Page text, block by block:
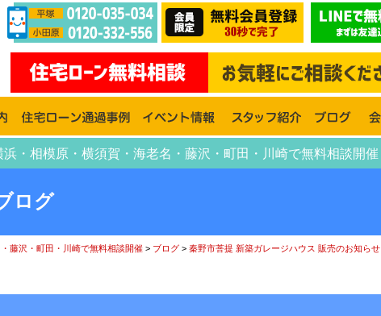
・相模原・横須賀・海老名・藤沢・町田・川崎で無料相談開催
ログ
藤沢・町田・川崎で無料相談開催 > ブログ > 秦野市菩提 新築ガレージハウス 販売のお知らせ